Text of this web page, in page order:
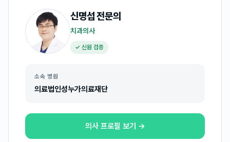
신명섭전문의
치과의사
✓ 신원 검증
소속 병원
의료법인성누가의료재단
의사 프로필 보기 →